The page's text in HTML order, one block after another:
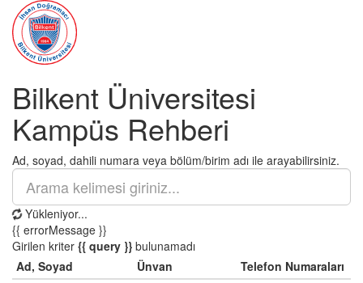
Bilkent Üniversitesi
Kampüs Rehberi
Ad, soyad, dahili numara veya bölüm/birim adı ile arayabilirsiniz.
Yükleniyor...
{{ errorMessage }}
Girilen kriter {{ query }} bulunamadı
Ad, Soyad
Ünvan
Telefon Numaraları